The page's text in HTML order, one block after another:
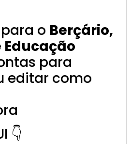
o Berçário,
para
editar como
👇